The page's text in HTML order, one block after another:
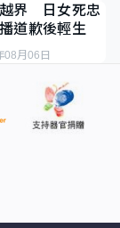
越界 日女死忠
道歉後輕生
08月06日